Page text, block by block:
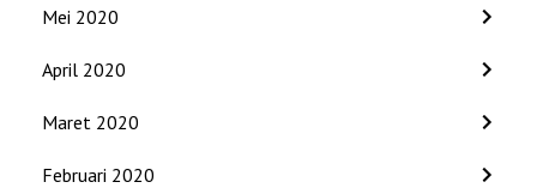
Mei 2020
April 2020
Maret 2020
Februari 2020